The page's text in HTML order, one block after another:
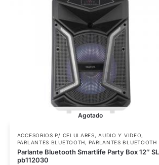
Agotado
ACCESORIOS P/ CELULARES,AUDIO Y VIDEO,
PARLANTES BLUETOOTH, PARLANTES BLUETOOTH
Parlante Bluetooth Smartlife Party Box 12″
pb112030